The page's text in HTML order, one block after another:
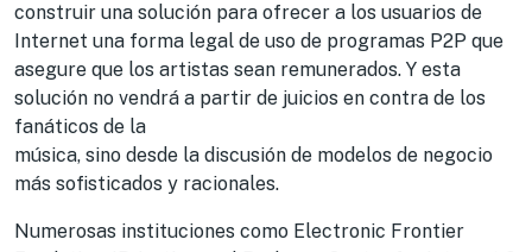
construir una solución para ofrecer a los usuarios de
Internet una forma legal de uso de programas P2P que
asegure que los artistas sean remunerados. Y esta
solución no vendrá a partir de juicios en contra de los
fanáticos de la
música, sino desde la discusión de modelos de negocio
más sofisticados y racionales.
Numerosas instituciones como Electronic Frontier